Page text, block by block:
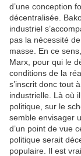
d’une conception
décentralisée.
industriel
pas la nécessité
masse. En ce
Marx, pour qui le
conditions de la
s’inscrit donc tout
industrielle. Là où
politique, sur le
semble envisager
d’un point de vue
politique serait
populaire. Il est